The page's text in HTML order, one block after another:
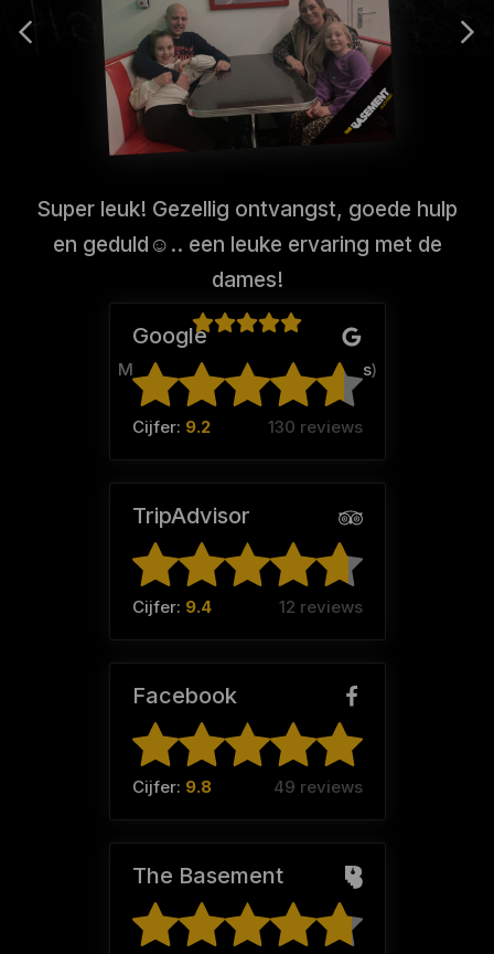
Super leuk! Gezellig ontvangst, goede hulp
en geduld☺️.. een leuke ervaring met de
dames!
Malou (Team: De raadschoutjes)
Google
Cijfer: 9.2 130 reviews
TripAdvisor
Cijfer: 9.4 12 reviews
Facebook
Cijfer: 9.8 49 reviews
The Basement